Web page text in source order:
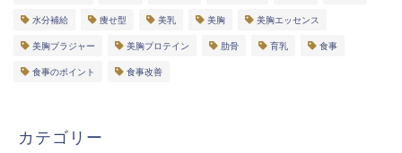
水分補給 痩せ型 美乳 美胸 美胸エッセンス
美胸ブラジャー 美胸プロテイン 肋骨 育乳 食事
食事のポイント 食事改善
カテゴリー